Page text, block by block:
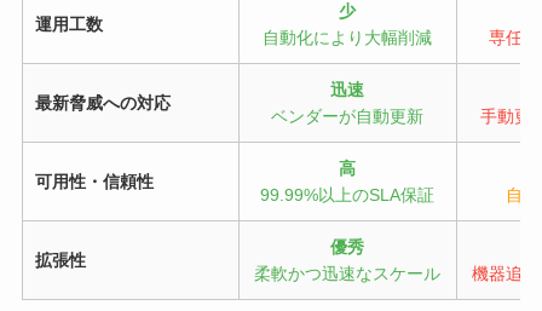
運用工数
少
自動化により大幅削減
専任
最新脅威への対応
迅速
ベンダーが自動更新
手動更
可用性・信頼性
高
99.99%以上のSLA保証
自
拡張性
優秀
柔軟かつ迅速なスケール
機器追